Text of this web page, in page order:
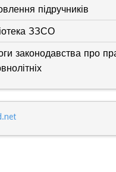
підручників
ЗЗСО
законодавства про